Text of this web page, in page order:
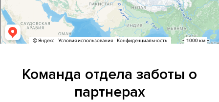
Команда отдела заботы о
партнерах